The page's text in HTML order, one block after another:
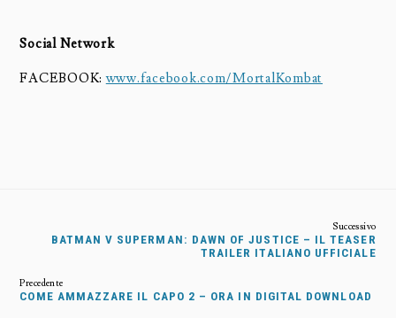
Social Network
FACEBOOK:www.facebook.com/MortalKombat
BATMAN V SUPERMAN: DAWN OF JUSTICE – IL TEASER
TRAILER ITALIANO UFFICIALE
COME AMMAZZARE IL CAPO 2 – ORA IN DIGITAL DOWNLOAD